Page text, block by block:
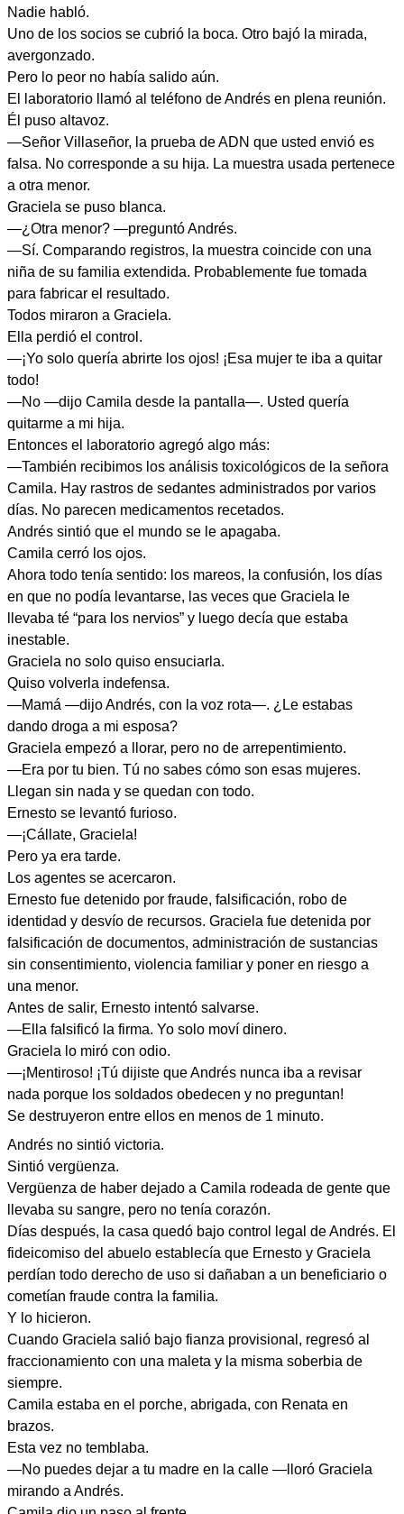
Nadie habló.
Uno de los socios se cubrió la boca. Otro bajó la mirada,
avergonzado.
Pero lo peor no había salido aún.
El laboratorio llamó al teléfono de Andrés en plena reunión.
Él puso altavoz.
—Señor Villaseñor, la prueba de ADN que usted envió es
falsa. No corresponde a su hija. La muestra usada pertenece
a otra menor.
Graciela se puso blanca.
—¿Otra menor? —preguntó Andrés.
—Sí. Comparando registros, la muestra coincide con una
niña de su familia extendida. Probablemente fue tomada
para fabricar el resultado.
Todos miraron a Graciela.
Ella perdió el control.
—¡Yo solo quería abrirte los ojos! ¡Esa mujer te iba a quitar
todo!
—No —dijo Camila desde la pantalla—. Usted quería
quitarme a mi hija.
Entonces el laboratorio agregó algo más:
—También recibimos los análisis toxicológicos de la señora
Camila. Hay rastros de sedantes administrados por varios
días. No parecen medicamentos recetados.
Andrés sintió que el mundo se le apagaba.
Camila cerró los ojos.
Ahora todo tenía sentido: los mareos, la confusión, los días
en que no podía levantarse, las veces que Graciela le
llevaba té “para los nervios” y luego decía que estaba
inestable.
Graciela no solo quiso ensuciarla.
Quiso volverla indefensa.
—Mamá —dijo Andrés, con la voz rota—. ¿Le estabas
dando droga a mi esposa?
Graciela empezó a llorar, pero no de arrepentimiento.
—Era por tu bien. Tú no sabes cómo son esas mujeres.
Llegan sin nada y se quedan con todo.
Ernesto se levantó furioso.
—¡Cállate, Graciela!
Pero ya era tarde.
Los agentes se acercaron.
Ernesto fue detenido por fraude, falsificación, robo de
identidad y desvío de recursos. Graciela fue detenida por
falsificación de documentos, administración de sustancias
sin consentimiento, violencia familiar y poner en riesgo a
una menor.
Antes de salir, Ernesto intentó salvarse.
—Ella falsificó la firma. Yo solo moví dinero.
Graciela lo miró con odio.
—¡Mentiroso! ¡Tú dijiste que Andrés nunca iba a revisar
nada porque los soldados obedecen y no preguntan!
Se destruyeron entre ellos en menos de 1 minuto.
Andrés no sintió victoria.
Sintió vergüenza.
Vergüenza de haber dejado a Camila rodeada de gente que
llevaba su sangre, pero no tenía corazón.
Días después, la casa quedó bajo control legal de Andrés. El
fideicomiso del abuelo establecía que Ernesto y Graciela
perdían todo derecho de uso si dañaban a un beneficiario o
cometían fraude contra la familia.
Y lo hicieron.
Cuando Graciela salió bajo fianza provisional, regresó al
fraccionamiento con una maleta y la misma soberbia de
siempre.
Camila estaba en el porche, abrigada, con Renata en
brazos.
Esta vez no temblaba.
—No puedes dejar a tu madre en la calle —lloró Graciela
mirando a Andrés.